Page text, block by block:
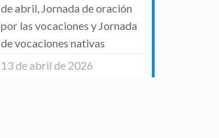
de abril, Jornada de oración
por las vocaciones y Jornada
de vocaciones nativas
13 de abril de 2026